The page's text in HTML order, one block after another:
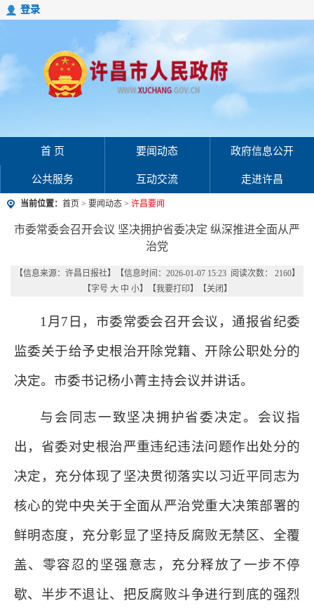
登录
首 页 要闻动态 政府信息公开
公共服务 互动交流 走进许昌
当前位置： 首页 > 要闻动态 > 许昌要闻
市委常委会召开会议 坚决拥护省委决定 纵深推进全面从严
治党
【信息来源： 许昌日报社】 【信息时间：2026-01-07 15:23 阅读次数： 2160】
【字号 大 中 小】【我要打印】【关闭 】
1月7日，市委常委会召开会议，通报省纪委
监委关于给予史根治开除党籍、开除公职处分的
决定。市委书记杨小菁主持会议并讲话。
与会同志一致坚决拥护省委决定。会议指
出，省委对史根治严重违纪违法问题作出处分的
决定，充分体现了坚决贯彻落实以习近平同志为
核心的党中央关于全面从严治党重大决策部署的
鲜明态度，充分彰显了坚持反腐败无禁区、全覆
盖、零容忍的坚强意志，充分释放了一步不停
歇、半步不退让、把反腐败斗争进行到底的强烈